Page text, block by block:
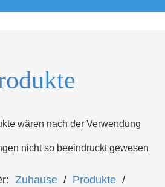
wären nach der Verwendung
nicht so beeindruckt gewesen
Zuhause / Produkte /